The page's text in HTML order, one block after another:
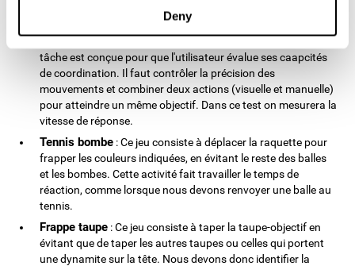
Deny
Test de précision COOR: Le test de précision COOR
s'inspire du test de Wisconsin (Card Sorting Test Manual). La
tâche est conçue pour que l'utilisateur évalue ses caapcités
de coordination. Il faut contrôler la précision des
mouvements et combiner deux actions (visuelle et manuelle)
pour atteindre un même objectif. Dans ce test on mesurera la
vitesse de réponse.
Tennis bombe : Ce jeu consiste à déplacer la raquette pour
frapper les couleurs indiquées, en évitant le reste des balles
et les bombes. Cette activité fait travailler le temps de
réaction, comme lorsque nous devons renvoyer une balle au
tennis.
Frappe taupe : Ce jeu consiste à taper la taupe-objectif en
évitant que de taper les autres taupes ou celles qui portent
une dynamite sur la tête. Nous devons donc identifier la